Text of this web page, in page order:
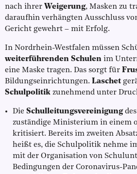
nach ihrer Weigerung, Masken zu
daraufhin verhängten Ausschluss
Gericht gewehrt – mit Erfolg.
In Nordrhein-Westfalen müssen
weiterführenden Schulen im
eine Maske tragen. Das sorgt für
Bildungseinrichtungen. Laschet
Schulpolitik zunehmend unter
Die Schulleitungsvereinigungdes
zuständige Ministerium in einem
kritisiert. Bereits im zweiten
heißt es, die Schulpolitik nehme
mit der Organisation von
Bedingungen der Coronavirus-